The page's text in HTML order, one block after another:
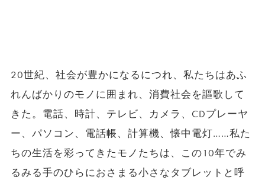
20世紀、社会が豊かになるにつれ、私たちはあふ
れんばかりのモノに囲まれ、消費社会を謳歌して
きた。電話、時計、テレビ、カメラ、CDプレーヤ
ー、パソコン、電話帳、計算機、懐中電灯……私た
ちの生活を彩ってきたモノたちは、この10年でみ
るみる手のひらにおさまる小さなタブレットと呼